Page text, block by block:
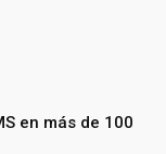
en más de 100